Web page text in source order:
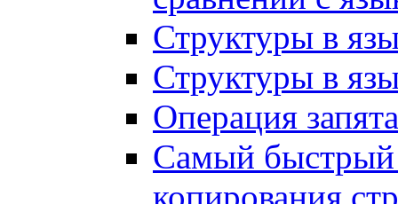
Структуры в
Структуры в
Операция
Самый быстрый